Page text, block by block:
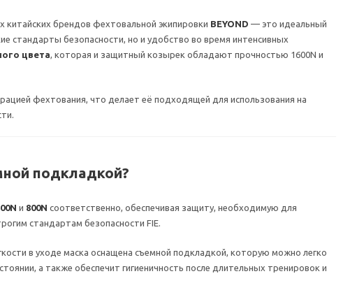
китайских брендов фехтовальной экипировки BEYOND — это идеальный
безопасности, но и удобство во время интенсивных
цвета, которая и защитный козырек обладают прочностью 1600N и
фехтования, что делает её подходящей для использования на
подкладкой?
и 800N соответственно, обеспечивая защиту, необходимую для
стандартам безопасности FIE.
в уходе маска оснащена съемной подкладкой, которую можно легко
а также обеспечит гигиеничность после длительных тренировок и